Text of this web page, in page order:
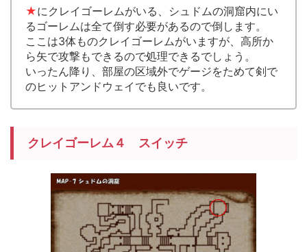
★にクレイゴーレムがいる、シュドムの洞窟内にい
るゴーレムは全て倒す必要があるので倒します。
ここは3体ものクレイゴーレムがいますが、高所か
ら矢で攻撃もできるので処理できるでしょう。
いったん降り、部屋の区域外でゲージをためて剣で
のヒットアンドウェイでも良いです。
クレイゴーレム４ スイッチ